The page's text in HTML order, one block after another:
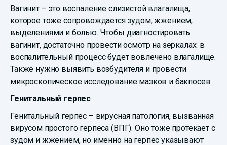
Вагинит – это воспаление слизистой влагалища,
которое тоже сопровождается зудом, жжением,
выделениями и болью. Чтобы диагностировать
вагинит, достаточно провести осмотр на зеркалах: в
воспалительный процесс будет вовлечено влагалище.
Также нужно выявить возбудителя и провести
микроскопическое исследование мазков и бакпосев.
Генитальный герпес
Генитальный герпес – вирусная патология, вызванная
вирусом простого герпеса (ВПГ). Оно тоже протекает с
зудом и жжением, но именно на герпес указывают